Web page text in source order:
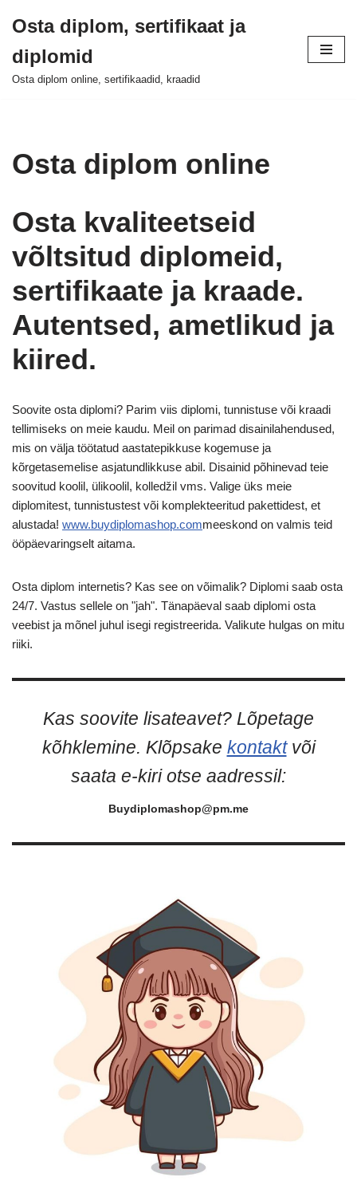
to
content
Osta diplom, sertifikaat ja
diplomid
Osta diplom online, sertifikaadid, kraadid
Osta diplom online
Osta kvaliteetseid
võltsitud diplomeid,
sertifikaate ja kraade.
Autentsed, ametlikud ja
kiired.
Soovite osta diplomi? Parim viis diplomi, tunnistuse või kraadi
tellimiseks on meie kaudu. Meil on parimad disainilahendused,
mis on välja töötatud aastatepikkuse kogemuse ja
kõrgetasemelise asjatundlikkuse abil. Disainid põhinevad teie
soovitud koolil, ülikoolil, kolledžil vms. Valige üks meie
diplomitest, tunnistustest või komplekteeritud pakettidest, et
alustada! www.buydiplomashop.commeeskond on valmis teid
ööpäevaringselt aitama.
Osta diplom internetis? Kas see on võimalik? Diplomi saab osta
24/7. Vastus sellele on "jah". Tänapäeval saab diplomi osta
veebist ja mõnel juhul isegi registreerida. Valikute hulgas on mitu
riiki.
Kas soovite lisateavet? Lõpetage
kõhklemine. Klõpsake kontaktvõi
saata e-kiri otse aadressil:
Buydiplomashop@pm.me